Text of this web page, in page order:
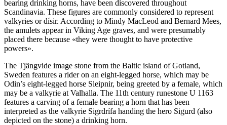
bearing drinking horns, have been discovered throughout
Scandinavia. These figures are commonly considered to represent
valkyries or dísir. According to Mindy MacLeod and Bernard Mees,
the amulets appear in Viking Age graves, and were presumably
placed there because «they were thought to have protective
powers».
The Tjängvide image stone from the Baltic island of Gotland,
Sweden features a rider on an eight-legged horse, which may be
Odin’s eight-legged horse Sleipnir, being greeted by a female, which
may be a valkyrie at Valhalla. The 11th century runestone U 1163
features a carving of a female bearing a horn that has been
interpreted as the valkyrie Sigrdrífa handing the hero Sigurd (also
depicted on the stone) a drinking horn.